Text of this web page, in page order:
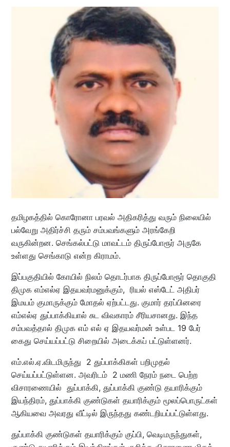
தமிழகத்தில் கொரோனா பரவல் அதிகரித்து வரும் நிலையில்
பல்வேறு அதிர்ச்சி தரும் சம்பவங்களும் அரங்கேறி
வருகின்றன. செங்கல்பட்டு மாவட்டம் திருப்போரூர் அருகே
உள்ளது செங்காடு என்ற கிராமம்.
இப்பகுதியில் கோயில் நிலம் தொடர்பாக திருப்போரூர் தொகுதி
திமுக எம்எல்ஏ இதயவர்மனுக்கும், ரியல் எஸ்டேட் அதிபர்
இமயம் குமாருக்கும் மோதல் ஏற்பட்டது. குமார் தரப்பினரை
எம்எல்ஏ துப்பாக்கியால் சுட விவகாரம் சீரியசானது. இந்த
சம்பவத்தால் திமுக எம் எல் ஏ இதயவர்மன் உள்பட 19 பேர்
கைது செய்யப்பட்டு சிறையில் அடைக்கப் பட்டுள்ளனர்.
எம்.எல்.ஏ.விடமிருந்து 2 துப்பாக்கிகள் பறிமுதல்
செய்யப்பட்டுள்ளன. அவரிடம் 2 மணி நேரம் நடை பெற்ற
விசாரணையில் துப்பாக்கி, துப்பாக்கி குண்டு தயாரிக்கும்
இயந்திரம், துப்பாக்கி குண்டுகள் தயாரிக்கும் மூலப்பொருட்கள்
ஆகியவை அவரது வீட்டில் இருந்தது கண்டறியப்பட்டுள்ளது.
துப்பாக்கி குண்டுகள் தயாரிக்கும் குப்பி, வெடிமருந்துகள்,